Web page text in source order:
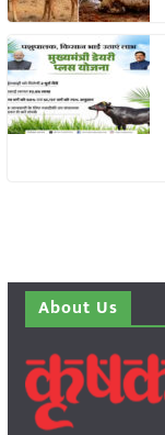
About Us